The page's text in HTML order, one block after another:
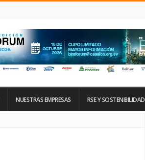
NUESTRAS EMPRESAS RSE Y SOSTENIBILIDAD